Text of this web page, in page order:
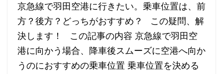
京急線で羽田空港に行きたい。乗車位置は、前
方？後方？どっちがおすすめ？ この疑問、解
決します！ この記事の内容 京急線で羽田空
港に向かう場合、降車後スムーズに空港へ向か
うのにおすすめの乗車位置 乗車位置を決める